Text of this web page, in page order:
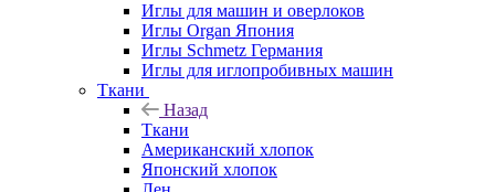
Иглы для машин и оверлоков
Иглы Organ Япония
Иглы Schmetz Германия
Иглы для иглопробивных машин
Ткани
Назад
Ткани
Американский хлопок
Японский хлопок